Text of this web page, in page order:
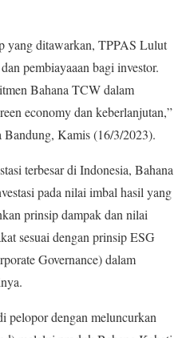
yang ditawarkan, TPPAS Lulut
pembiayaaan bagi investor.
Bahana TCW dalam
economy dan keberlanjutan,”
Kamis (16/3/2023).
terbesar di Indonesia, Bahana
pada nilai imbal hasil yang
prinsip dampak dan nilai
sesuai dengan prinsip ESG
Governance) dalam
pelopor dengan meluncurkan